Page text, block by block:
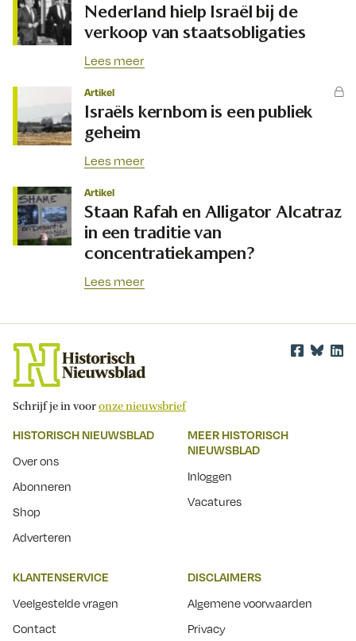
Nederland hielp Israël bij de
verkoop van staatsobligaties
Lees meer
Artikel
Israëls kernbom is een publiek
geheim
Lees meer
Artikel
Staan Rafah en Alligator Alcatraz
in een traditie van
concentratiekampen?
Lees meer
Schrijf je in vooronze nieuwsbrief
HISTORISCH NIEUWSBLAD
Over ons
Abonneren
Shop
Adverteren
MEER HISTORISCH
NIEUWSBLAD
Inloggen
Vacatures
KLANTENSERVICE
Veelgestelde vragen
Contact
DISCLAIMERS
Algemene voorwaarden
Privacy